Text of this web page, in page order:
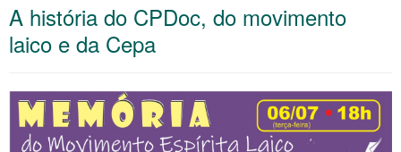
A história do CPDoc, do movimento
laico e da Cepa